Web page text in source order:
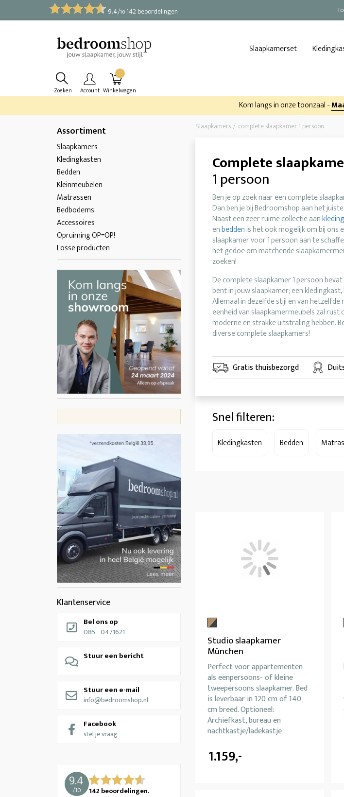
9.4/10 142 beoordelingen
Slaapkamerset
Zoeken Account Winkelwagen
Kom langs in onze toonzaal -
Assortiment
Slaapkamers
Kledingkasten
Bedden
Kleinmeubelen
Matrassen
Bedbodems
Accessoires
Opruiming OP=OP!
Losse producten
Klantenservice
Bel ons op
085 - 0471621
Stuur een bericht
Stuur een e-mail
info@bedroomshop.nl
Facebook
stel je vraag
9.4
/10 142 beoordelingen.
Slaapkamers complete slaapkamer 1 persoon
Complete
1 persoon
Ben je op zoek naar een complete
Dan ben je bij Bedroomshop aan het
Naast een zeer ruime collectie aan
enbeddenis het ook mogelijk om bij ons
slaapkamer voor 1 persoon aan te
het gedoe om matchende
zoeken!
De complete slaapkamer 1 persoon
bent in jouw slaapkamer; een
Allemaal in dezelfde stijl en van hetzelfde
eenheid van slaapkamermeubels zal rust
moderne en strakke uitstraling hebben.
diverse complete slaapkamers!
Gratis thuisbezorgd
Snel filteren:
Kledingkasten Bedden
Studio slaapkamer
München
Perfect voor appartementen
als eenpersoons- of kleine
tweepersoons slaapkamer. Bed
is leverbaar in 120 cm of 140
cm breed. Optioneel:
Archiefkast, bureau en
nachtkastje/ladekastje
1.159,-